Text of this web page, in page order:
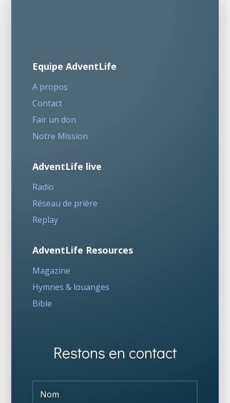
Equipe AdventLife
A propos
Contact
Fair un don
Notre Mission
AdventLife live
Radio
Réseau de prière
Replay
AdventLife Resources
Magazine
Hymnes & louanges
Bible
Restons en contact